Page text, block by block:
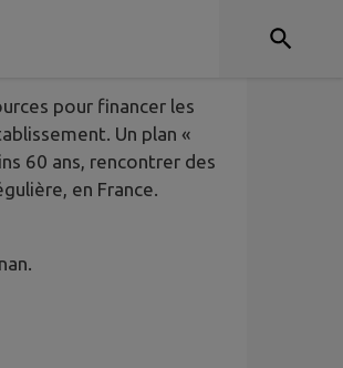
pour financer les
Un plan «
60 ans, rencontrer des
en France.